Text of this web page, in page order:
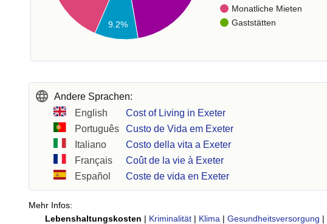
Monatliche Mieten
Gaststätten
9.2%
Andere Sprachen:
English
Cost of Living in Exeter
Português
Custo de Vida em Exeter
Italiano
Costo della vita a Exeter
Français
Coût de la vie à Exeter
Español
Coste de vida en Exeter
Mehr Infos:
Lebenshaltungskosten | Kriminalität | Klima | Gesundheitsversorgung |